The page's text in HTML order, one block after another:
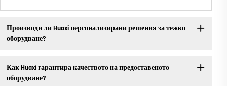
Производи ли Huaxi персонализирани решения за тежко
оборудване?
Как Huaxi гарантира качеството на предоставеното
оборудване?